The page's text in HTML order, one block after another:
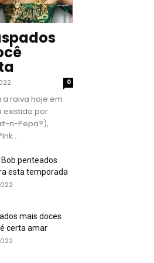
0
raiva hoje em
existido por
n-Pepa?),
penteados
esta temporada
mais doces
certa amar